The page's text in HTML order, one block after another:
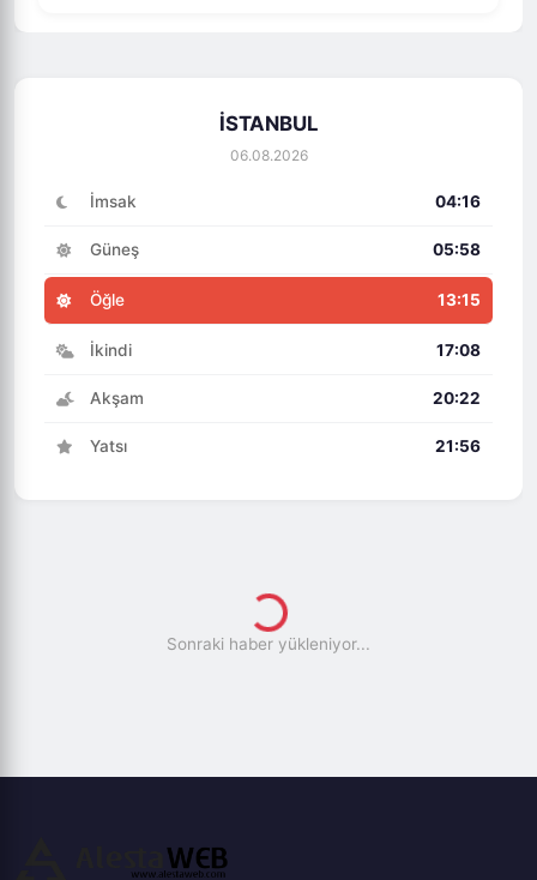
İSTANBUL
06.08.2026
İmsak 04:16
Güneş 05:58
Öğle 13:15
İkindi 17:08
Akşam 20:22
Yatsı 21:56